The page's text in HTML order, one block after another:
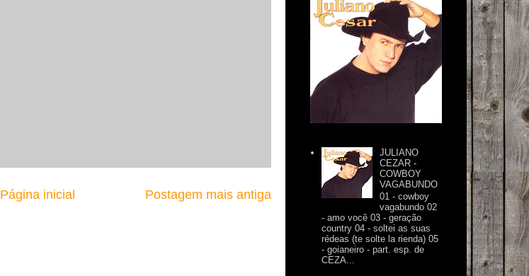
Postagem mais antiga
Página inicial
JULIANO
CEZAR -
COWBOY
VAGABUNDO
01 - cowboy
vagabundo 02
- amo você 03 - geração
country 04 - soltei as suas
rédeas (te solte la rienda) 05
- goianeiro - part. esp. de
CEZA...